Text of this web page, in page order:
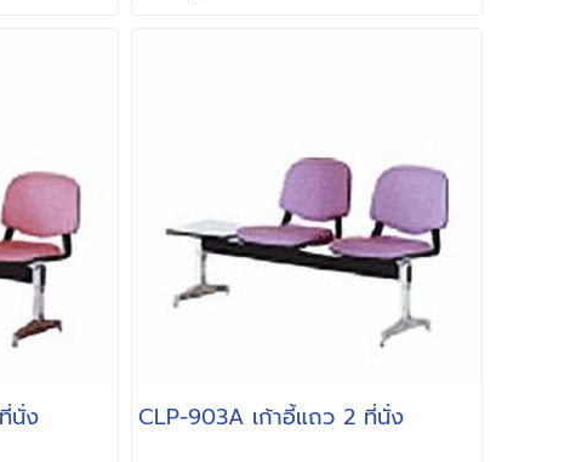
นั่ง CLP-903A เก้าอี้แถว 2 ที่ันั่ง